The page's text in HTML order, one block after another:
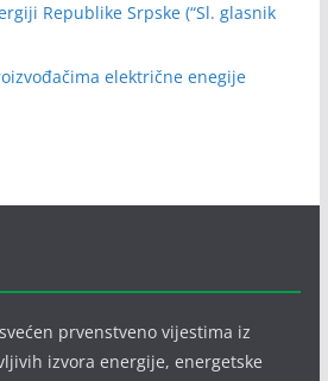
Republike Srpske (“Sl. glasnik
električne enegije
prvenstveno vijestima iz
izvora energije, energetske